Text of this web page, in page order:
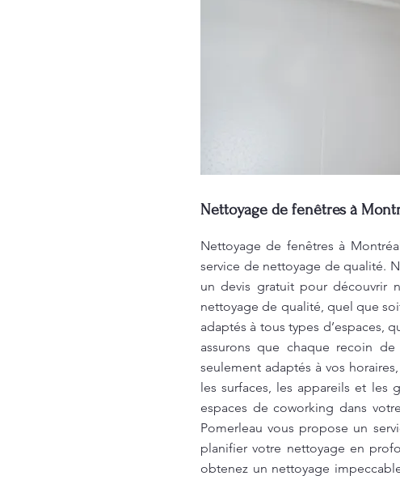
Nettoyage de fenêtres à
Nettoyage de fenêtres à
service de nettoyage de qualité.
un devis gratuit pour découvrir
nettoyage de qualité, quel que
adaptés à tous types d’espaces,
assurons que chaque recoin
seulement adaptés à vos
les surfaces, les appareils et les
espaces de coworking dans
Pomerleau vous propose un
planifier votre nettoyage en
obtenez un nettoyage